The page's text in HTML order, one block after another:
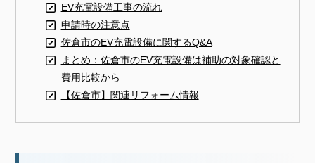
EV充電設備工事の流れ
申請時の注意点
佐倉市のEV充電設備に関するQ&A
まとめ：佐倉市のEV充電設備は補助の対象確認と
費用比較から
【佐倉市】関連リフォーム情報